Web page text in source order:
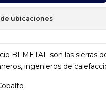
ubicaciones
BI-METAL son las sierras
ingenieros de